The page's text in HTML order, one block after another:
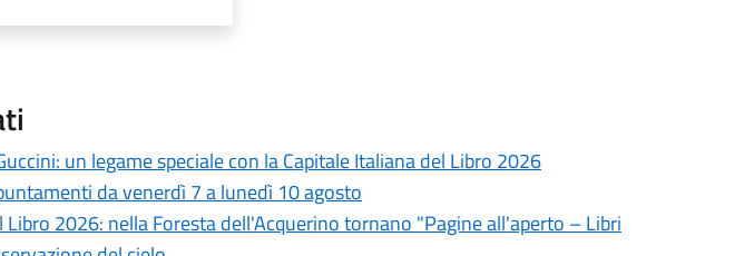
un legame speciale con la Capitale Italiana del Libro 2026
da venerdì 7 a lunedì 10 agosto
Libro 2026: nella Foresta dell'Acquerino tornano "Pagine all'aperto – Libri